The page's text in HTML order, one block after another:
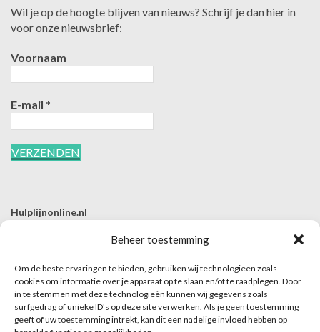
Beheer toestemming
Om de beste ervaringen te bieden, gebruiken wij technologieën zoals
cookies om informatie over je apparaat op te slaan en/of te raadplegen. Door
in te stemmen met deze technologieën kunnen wij gegevens zoals
surfgedrag of unieke ID's op deze site verwerken. Als je geen toestemming
geeft of uw toestemming intrekt, kan dit een nadelige invloed hebben op
Wil je op de hoogte blijven van nieuws? Schrijf je dan hier in
voor onze nieuwsbrief:
Voornaam
E-mail *
Hulplijnonline.nl
E | info@hulplijnonline.nl
Contactformulier
Over Hulplijnonline.nl
Het team van Hulplijnonline.nl